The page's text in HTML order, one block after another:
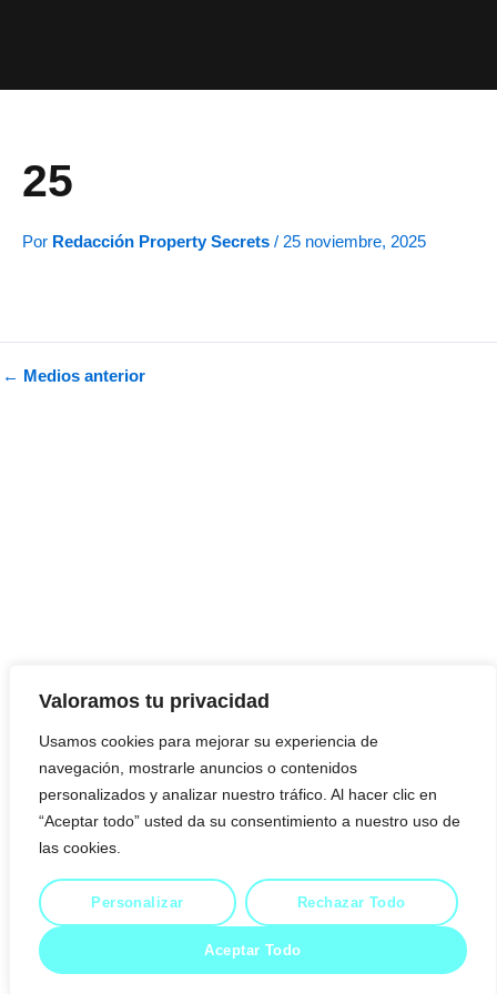
Valoramos tu privacidad
Usamos cookies para mejorar su experiencia de
navegación, mostrarle anuncios o contenidos
personalizados y analizar nuestro tráfico. Al hacer clic en
“Aceptar todo” usted da su consentimiento a nuestro uso de
las cookies.
Personalizar Rechazar Todo
Aceptar Todo
25
Por Redacción Property Secrets / 25 noviembre, 2025
← Medios anterior
© 2023 Todos los derechos reservados Hilsenrath.es.